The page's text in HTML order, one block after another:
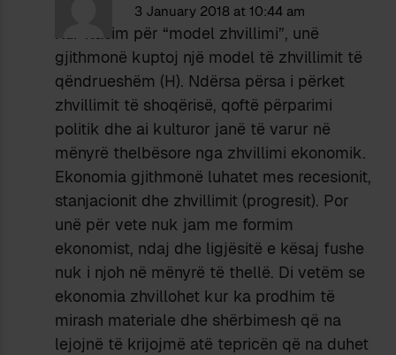
3 January 2018 at 10:44 am
Kur flasim për “model zhvillimi”, unë
gjithmonë kuptoj një model të zhvillimit të
qëndrueshëm (H). Ndërsa përsa i përket
zhvillimit të shoqërisë, qoftë përparimi
politik dhe ai kulturor janë të varur në
mënyrë thelbësore nga zhvillimi ekonomik.
Ekonomia gjithmonë luhatet mes recesionit,
stanjacionit dhe zhvillimit (progresit). Por
unë për vete nuk jam me formim
ekonomist, ndaj dhe ligjësitë e kësaj fushe
nuk i njoh në mënyrë të thellë. Di vetëm se
ekonomia zhvillohet kur ka prodhim të
mirash materiale dhe shërbimesh që na
lejojnë të krijojmë atë tepricën që na duhet